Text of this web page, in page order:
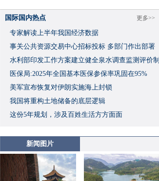
更多>>
国际国内热点
专家解读上半年我国经济数据
事关公共资源交易中心招标投标 多部门作出部署
水利部印发工作方案建立健全泉水调查监测评价制
度
医保局:2025年全国基本医保参保率巩固在95%
美军宣布恢复对伊朗实施海上封锁
我国将重构土地储备的底层逻辑
这份5年规划，涉及百姓生活方方面面
新闻图片